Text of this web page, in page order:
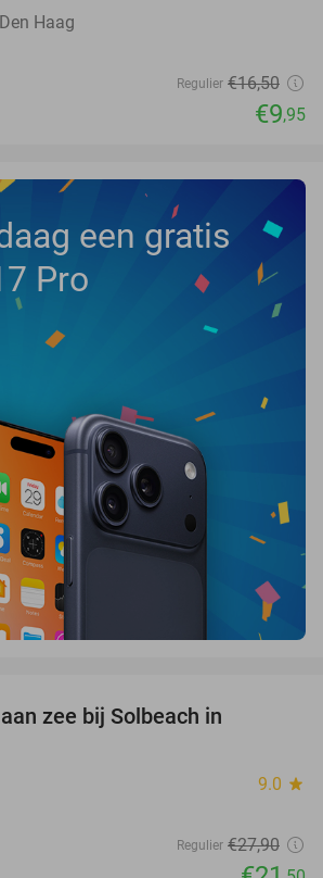
Haag
Regulier €16,50
€9,95
een gratis
Pro
zee bij Solbeach in
9.0 star
Regulier €27,90